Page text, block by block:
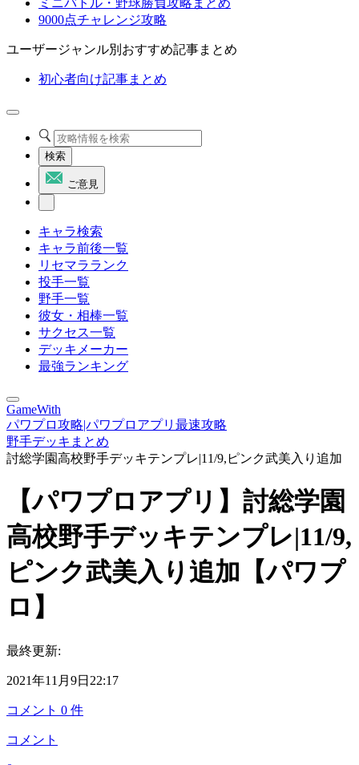
ミニバトル・野球勝負攻略まとめ
9000点チャレンジ攻略
ユーザージャンル別おすすめ記事まとめ
初心者向け記事まとめ
検索
ご意見
キャラ検索
キャラ前後一覧
リセマラランク
投手一覧
野手一覧
彼女・相棒一覧
サクセス一覧
デッキメーカー
最強ランキング
GameWith
パワプロ攻略|パワプロアプリ最速攻略
野手デッキまとめ
討総学園高校野手デッキテンプレ|11/9,ピンク武美入り追加
【パワプロアプリ】討総学園
高校野手デッキテンプレ|11/9,
ピンク武美入り追加【パワプ
ロ】
最終更新:
2021年11月9日22:17
コメント 0 件
コメント